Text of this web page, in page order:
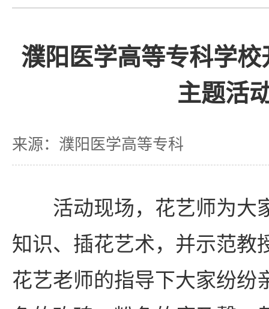
濮阳医学高等专科学
主题活
来源：濮阳医学高等专科
活动现场，花艺师为大
知识、插花艺术，并示范教
花艺老师的指导下大家纷纷